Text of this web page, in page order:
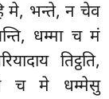
मे, भन्ते, न चेव
धम्मा च मं
तिट्ठति,
च मे धम्मेसु